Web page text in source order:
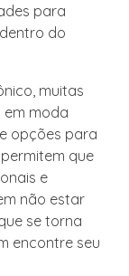
para
do
muitas
em moda
opções para
que
e
não estar
se torna
encontre seu